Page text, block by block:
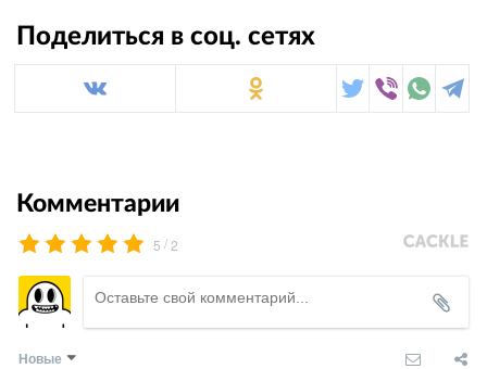
Поделиться в соц. сетях
Комментарии
5 /2
Новые